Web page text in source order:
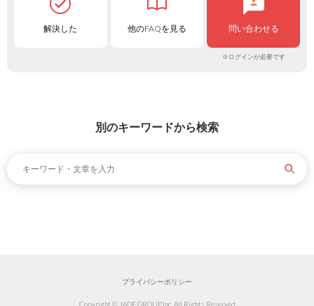
解決した 他のFAQを見る 問い合わせる
※ログインが必要です
別のキーワードから検索
プライバシーポリシー
Copyright © JADE GROUP,Inc. All Rights Reserved